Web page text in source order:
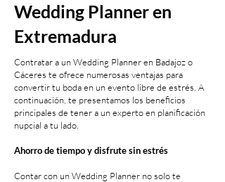
Wedding Planner en
Extremadura
Contratar a un Wedding Planner en Badajoz o
Cáceres te ofrece numerosas ventajas para
convertir tu boda en un evento libre de estrés. A
continuación, te presentamos los beneficios
principales de tener a un experto en planificación
nupcial a tu lado.
Ahorro de tiempo y disfrute sin estrés
Contar con un Wedding Planner no solo te